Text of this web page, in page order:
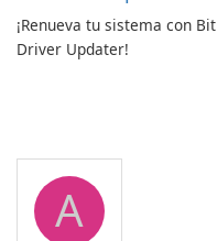
¡Renueva tu sistema con Bit
Driver Updater!
A